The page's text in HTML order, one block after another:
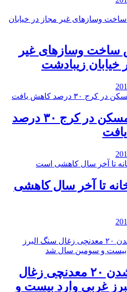
ساخت وسازهای غیر
خیابان زیبادشت
️قیمت مسکن در کرج ۳۰ درصد
تا آخر سال کاهشی
کشته شدن ۲۰ معدنچی زغال
غربی وارد بیست و